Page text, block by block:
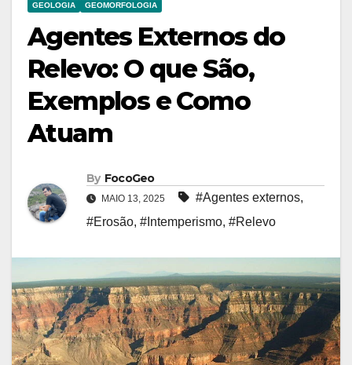
GEOLOGIA GEOMORFOLOGIA
Agentes Externos do
Relevo: O que São,
Exemplos e Como
Atuam
By FocoGeo
MAIO 13, 2025 #Agentes externos,
#Erosão, #Intemperismo, #Relevo